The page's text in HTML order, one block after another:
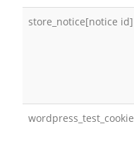
store_notice[notice id]
wordpress_test_cookie